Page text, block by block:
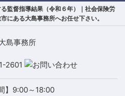
監督指導結果（令和６年）｜社会保険労
にある大島事務所へお任せ下さい。
】9:00～18:00